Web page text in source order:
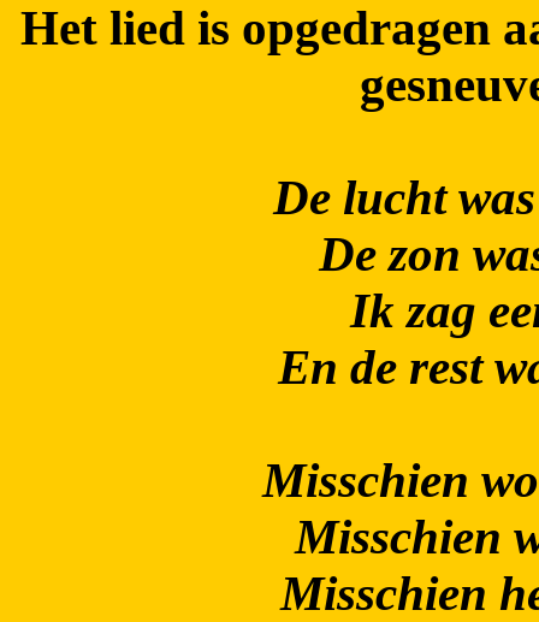
Het lied is opgedragen
De lucht
De zon
Ik zag
En de rest
Misschien
Misschien
Misschien